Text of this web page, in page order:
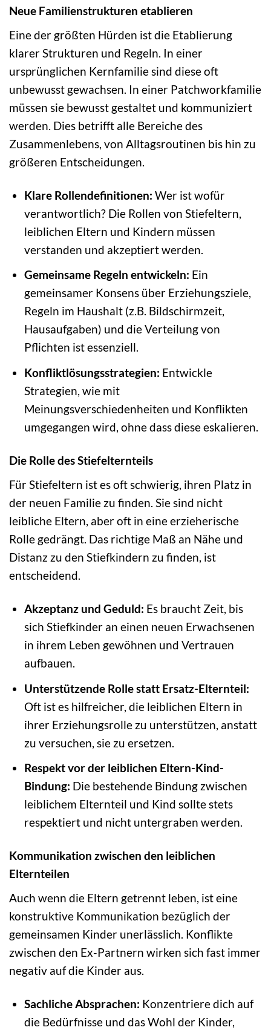
Neue Familienstrukturen etablieren
Eine der größten Hürden ist die Etablierung
klarer Strukturen und Regeln. In einer
ursprünglichen Kernfamilie sind diese oft
unbewusst gewachsen. In einer Patchworkfamilie
müssen sie bewusst gestaltet und kommuniziert
werden. Dies betrifft alle Bereiche des
Zusammenlebens, von Alltagsroutinen bis hin zu
größeren Entscheidungen.
Klare Rollendefinitionen: Wer ist wofür
verantwortlich? Die Rollen von Stiefeltern,
leiblichen Eltern und Kindern müssen
verstanden und akzeptiert werden.
Gemeinsame Regeln entwickeln: Ein
gemeinsamer Konsens über Erziehungsziele,
Regeln im Haushalt (z.B. Bildschirmzeit,
Hausaufgaben) und die Verteilung von
Pflichten ist essenziell.
Konfliktlösungsstrategien: Entwickle
Strategien, wie mit
Meinungsverschiedenheiten und Konflikten
umgegangen wird, ohne dass diese eskalieren.
Die Rolle des Stiefelternteils
Für Stiefeltern ist es oft schwierig, ihren Platz in
der neuen Familie zu finden. Sie sind nicht
leibliche Eltern, aber oft in eine erzieherische
Rolle gedrängt. Das richtige Maß an Nähe und
Distanz zu den Stiefkindern zu finden, ist
entscheidend.
Akzeptanz und Geduld: Es braucht Zeit, bis
sich Stiefkinder an einen neuen Erwachsenen
in ihrem Leben gewöhnen und Vertrauen
aufbauen.
Unterstützende Rolle statt Ersatz-Elternteil:
Oft ist es hilfreicher, die leiblichen Eltern in
ihrer Erziehungsrolle zu unterstützen, anstatt
zu versuchen, sie zu ersetzen.
Respekt vor der leiblichen Eltern-Kind-
Bindung: Die bestehende Bindung zwischen
leiblichem Elternteil und Kind sollte stets
respektiert und nicht untergraben werden.
Kommunikation zwischen den leiblichen
Elternteilen
Auch wenn die Eltern getrennt leben, ist eine
konstruktive Kommunikation bezüglich der
gemeinsamen Kinder unerlässlich. Konflikte
zwischen den Ex-Partnern wirken sich fast immer
negativ auf die Kinder aus.
Sachliche Absprachen: Konzentriere dich auf
die Bedürfnisse und das Wohl der Kinder,